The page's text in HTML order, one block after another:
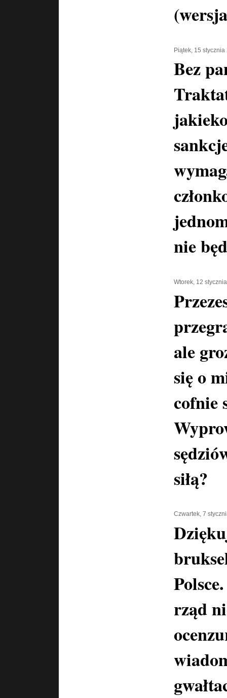
Piątek, 15 stycznia
Bez
nie
Wtorek, 12
ale
się o
cofnie
siłą?
Czwartek, 7
rząd